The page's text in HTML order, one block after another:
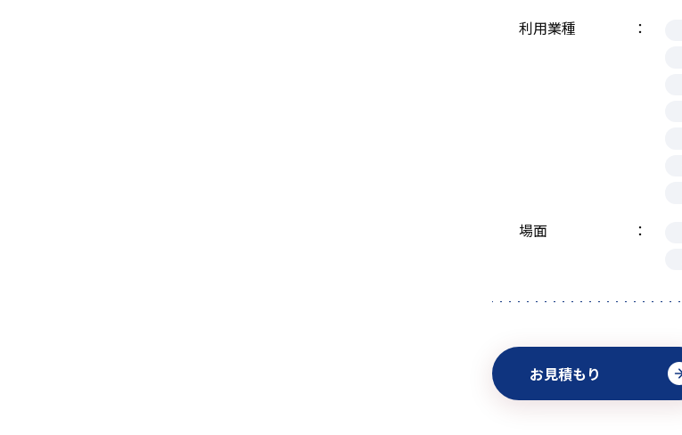
利用業種
場面
お見積もり